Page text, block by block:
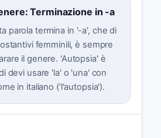
Terminazione in -a
parola termina in '-a', che di
femminili, è sempre
il genere. 'Autopsia' è
devi usare 'la' o 'una' con
in italiano ('l'autopsia').